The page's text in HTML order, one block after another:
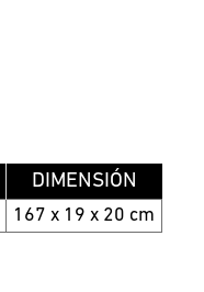
DIMENSIÓN
167 x 19 x 20 cm